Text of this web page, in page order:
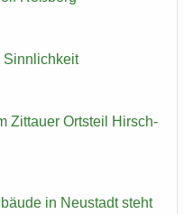
Sinn­lich­keit
Zit­tau­er Orts­teil Hirsch­
in Neu­stadt steht